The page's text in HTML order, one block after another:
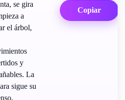
se gira
a
el árbol,
y
La
sigue su
Copiar